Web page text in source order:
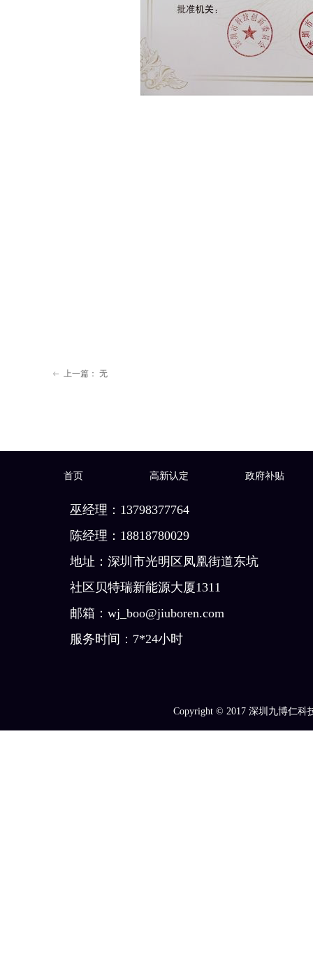
ꂃ 上一篇： 无
首页 高新认定 政府补贴
Copyright © 2017 深圳九博仁科
巫经理：13798377764
陈经理：18818780029
地址：深圳市光明区凤凰街道东坑
社区贝特瑞新能源大厦1311
邮箱：wj_boo@jiuboren.com
服务时间：7*24小时